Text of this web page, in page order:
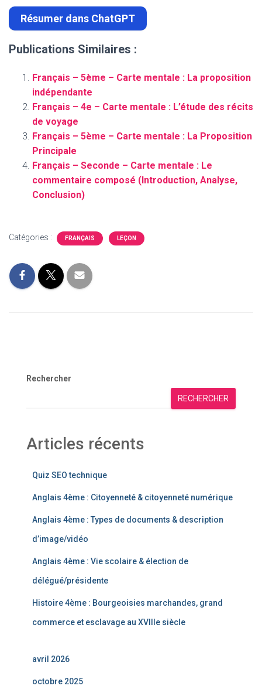
Résumer dans ChatGPT
Publications Similaires :
Français – 5ème – Carte mentale : La proposition
indépendante
Français – 4e – Carte mentale : L’étude des récits
de voyage
Français – 5ème – Carte mentale : La Proposition
Principale
Français – Seconde – Carte mentale : Le
commentaire composé (Introduction, Analyse,
Conclusion)
Catégories : FRANÇAIS LEÇON
Rechercher
RECHERCHER
Articles récents
Quiz SEO technique
Anglais 4ème : Citoyenneté & citoyenneté numérique
Anglais 4ème : Types de documents & description
d’image/vidéo
Anglais 4ème : Vie scolaire & élection de
délégué/présidente
Histoire 4ème : Bourgeoisies marchandes, grand
commerce et esclavage au XVIIIe siècle
avril 2026
octobre 2025